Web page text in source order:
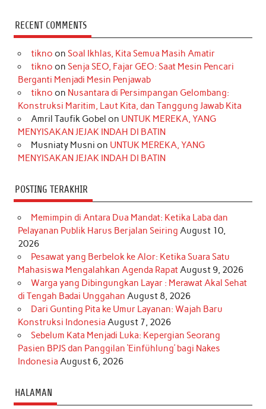
c
e
b
o
k
s
t
a
r
a
m
k
T
o
k
t
e
r
e
s
t
k
e
d
I
n
t
t
r
T
u
e
RECENT COMMENTS
tikno on Soal Ikhlas, Kita Semua Masih Amatir
tikno on Senja SEO, Fajar GEO: Saat Mesin Pencari
Berganti Menjadi Mesin Penjawab
tikno on Nusantara di Persimpangan Gelombang:
Konstruksi Maritim, Laut Kita, dan Tanggung Jawab Kita
Amril Taufik Gobel on UNTUK MEREKA, YANG
MENYISAKAN JEJAK INDAH DI BATIN
Musniaty Musni on UNTUK MEREKA, YANG
MENYISAKAN JEJAK INDAH DI BATIN
POSTING TERAKHIR
Memimpin di Antara Dua Mandat: Ketika Laba dan
Pelayanan Publik Harus Berjalan Seiring August 10,
2026
Pesawat yang Berbelok ke Alor: Ketika Suara Satu
Mahasiswa Mengalahkan Agenda RapatAugust 9, 2026
Warga yang Dibingungkan Layar : Merawat Akal Sehat
di Tengah Badai Unggahan August 8, 2026
Dari Gunting Pita ke Umur Layanan: Wajah Baru
Konstruksi Indonesia August 7, 2026
Sebelum Kata Menjadi Luka: Kepergian Seorang
Pasien BPJS dan Panggilan ‘Einfühlung’ bagi Nakes
Indonesia August 6, 2026
HALAMAN